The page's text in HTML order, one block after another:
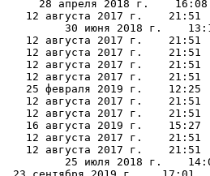
28 апреля 2018 г.
12 августа 2017 г.    21:51
30 июня 2018 г.
12 августа 2017 г.    21:51
12 августа 2017 г.    21:51
12 августа 2017 г.    21:51
12 августа 2017 г.    21:51
25 февраля 2019 г.    12:25
12 августа 2017 г.    21:51
12 августа 2017 г.    21:51
16 августа 2019 г.    15:27
12 августа 2017 г.    21:51
12 августа 2017 г.    21:51
25 июля 2018 г.